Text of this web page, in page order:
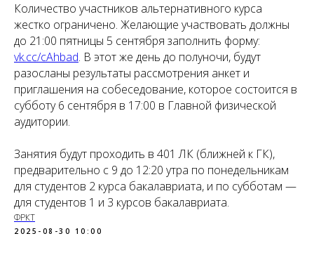
Количество участников альтернативного курса
жестко ограничено. Желающие участвовать должны
до 21:00 пятницы 5 сентября заполнить форму:
vk.cc/cAhbad. В этот же день до полуночи, будут
разосланы результаты рассмотрения анкет и
приглашения на собеседование, которое состоится в
субботу 6 сентября в 17:00 в Главной физической
аудитории.
Занятия будут проходить в 401 ЛК (ближней к ГК),
предварительно с 9 до 12:20 утра по понедельникам
для студентов 2 курса бакалавриата, и по субботам —
для студентов 1 и 3 курсов бакалавриата.
ФРКТ
2025-08-30 10:00